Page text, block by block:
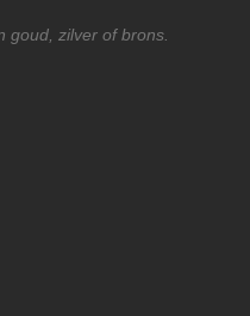
goud, zilver of brons.